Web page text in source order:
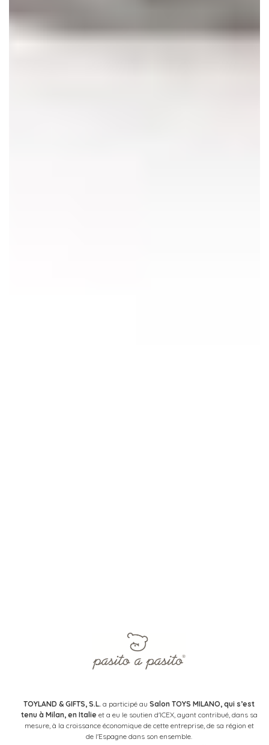
TOYLAND & GIFTS, S.L. a participé au Salon TOYS MILANO, qui s’est
tenu à Milan, en Italie et a eu le soutien d'ICEX, ayant contribué, dans sa
mesure, à la croissance économique de cette entreprise, de sa région et
de l'Espagne dans son ensemble.